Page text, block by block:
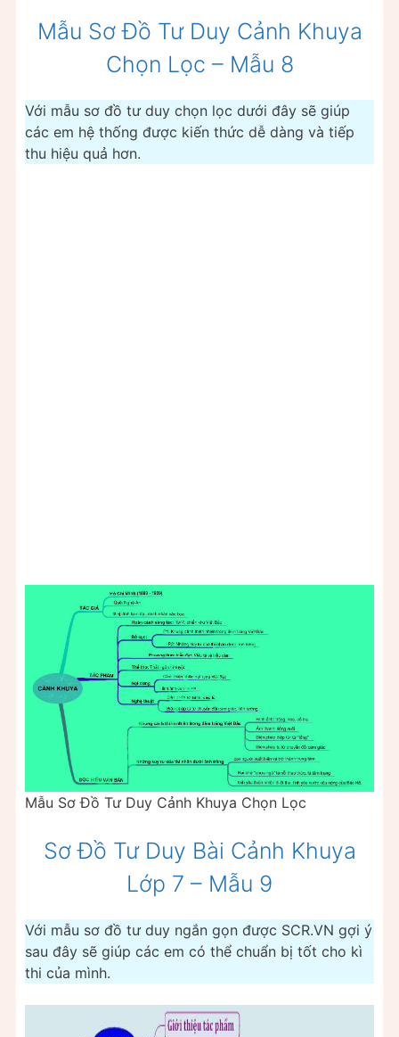
Mẫu Sơ Đồ Tư Duy Cảnh Khuya
Chọn Lọc – Mẫu 8
Với mẫu sơ đồ tư duy chọn lọc dưới đây sẽ giúp
các em hệ thống được kiến thức dễ dàng và tiếp
thu hiệu quả hơn.
Mẫu Sơ Đồ Tư Duy Cảnh Khuya Chọn Lọc
Sơ Đồ Tư Duy Bài Cảnh Khuya
Lớp 7 – Mẫu 9
Với mẫu sơ đồ tư duy ngắn gọn được SCR.VN gợi ý
sau đây sẽ giúp các em có thể chuẩn bị tốt cho kì
thi của mình.